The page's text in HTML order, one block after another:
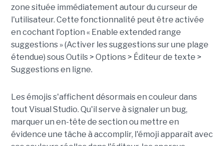
zone située immédiatement autour du curseur de
l'utilisateur. Cette fonctionnalité peut être activée
en cochant l'option « Enable extended range
suggestions » (Activer les suggestions sur une plage
étendue) sous Outils > Options > Éditeur de texte >
Suggestions en ligne.
Les émojis s'affichent désormais en couleur dans
tout Visual Studio. Qu'il serve à signaler un bug,
marquer un en-tête de section ou mettre en
évidence une tâche à accomplir, l'émoji apparaît avec